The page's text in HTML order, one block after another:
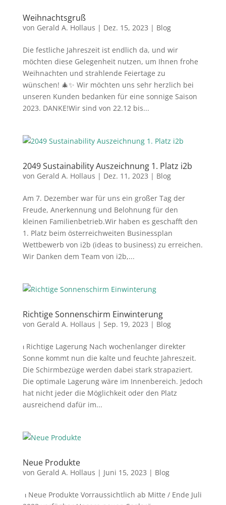
Weihnachtsgruß
von Gerald A. Hollaus | Dez. 15, 2023 | Blog
Die festliche Jahreszeit ist endlich da, und wir
möchten diese Gelegenheit nutzen, um Ihnen frohe
Weihnachten und strahlende Feiertage zu
wünschen! 🎄✨ Wir möchten uns sehr herzlich bei
unseren Kunden bedanken für eine sonnige Saison
2023. DANKE!Wir sind von 22.12 bis...
2049 Sustainability Auszeichnung 1. Platz i2b
von Gerald A. Hollaus | Dez. 11, 2023 | Blog
Am 7. Dezember war für uns ein großer Tag der
Freude, Anerkennung und Belohnung für den
kleinen Familienbetrieb.Wir haben es geschafft den
1. Platz beim österreichweiten Businessplan
Wettbewerb von i2b (ideas to business) zu erreichen.
Wir Danken dem Team von i2b,...
Richtige Sonnenschirm Einwinterung
von Gerald A. Hollaus | Sep. 19, 2023 | Blog
ι Richtige Lagerung Nach wochenlanger direkter
Sonne kommt nun die kalte und feuchte Jahreszeit.
Die Schirmbezüge werden dabei stark strapaziert.
Die optimale Lagerung wäre im Innenbereich. Jedoch
hat nicht jeder die Möglichkeit oder den Platz
ausreichend dafür im...
Neue Produkte
von Gerald A. Hollaus | Juni 15, 2023 | Blog
ι Neue Produkte Vorraussichtlich ab Mitte / Ende Juli